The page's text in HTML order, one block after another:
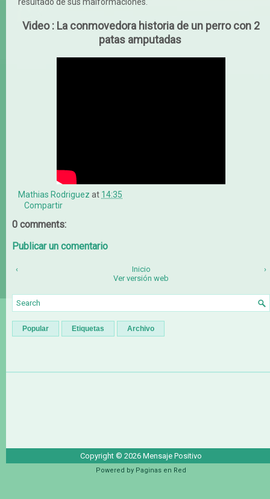
Video : La conmovedora historia de un perro con 2
patas amputadas
Mathias Rodriguez at 14:35
Compartir
0 comments:
Publicar un comentario
‹ ›
Inicio
Ver versión web
Popular Etiquetas Archivo
Copyright © 2026 Mensaje Positivo
Powered by Paginas en Red